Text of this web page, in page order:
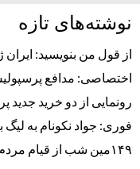
نوشته‌های تازه
از قول من بنویسید: ایران
اختصاصی: مدافع
رونمایی از دو خرید جدید
فوری: جواد نکونام به
۱۴۹مین شب از قیام مردم شهرستان سلماس در راستای خونخواهی رهبر شهید + تصاویر